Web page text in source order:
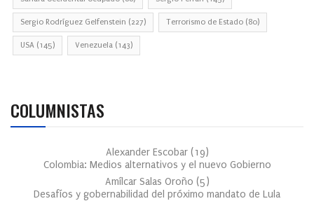
Sergio Rodríguez Gelfenstein (227) Terrorismo de Estado (80)
USA (145) Venezuela (143)
COLUMNISTAS
Alexander Escobar (19)
Colombia: Medios alternativos y el nuevo Gobierno
Amílcar Salas Oroño (5)
Desafíos y gobernabilidad del próximo mandato de Lula